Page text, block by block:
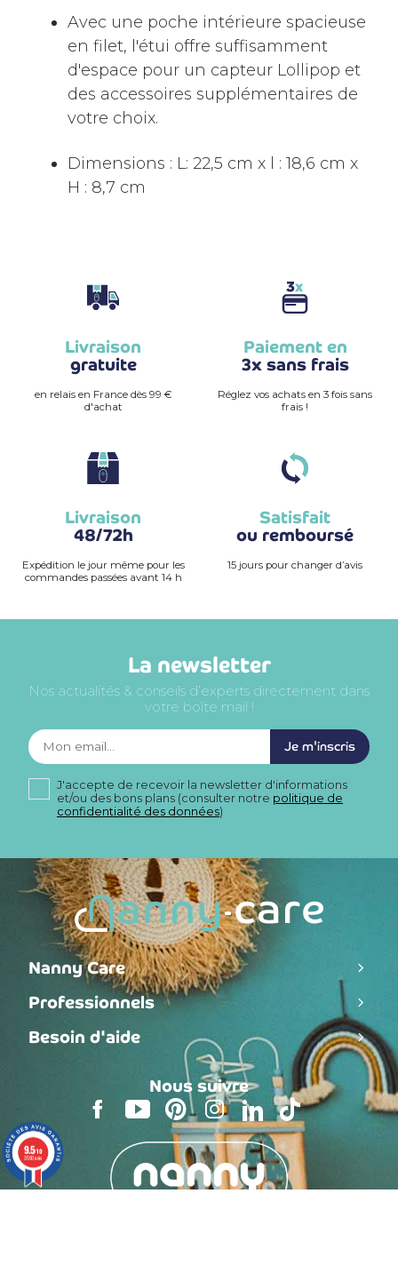
Avec une poche intérieure spacieuse
en filet, l'étui offre suffisamment
d'espace pour un capteur Lollipop et
des accessoires supplémentaires de
votre choix.
Dimensions : L: 22,5 cm x l : 18,6 cm x
H : 8,7 cm
Livraison
gratuite
en relais en France dès 99 €
d'achat
Paiement en
3x sans frais
Réglez vos achats en 3 fois sans
frais !
Livraison
48/72h
Expédition le jour même pour les
commandes passées avant 14 h
Satisfait
ou remboursé
15 jours pour changer d’avis
La newsletter
Nos actualités & conseils d’experts directement dans
votre boîte mail !
Je m'inscris
J'accepte de recevoir la newsletter d'informations
et/ou des bons plans (consulter notre politique de
confidentialité des données)
Nanny Care
Professionnels
Besoin d'aide
Nous suivre
9.5/10
3590 avis